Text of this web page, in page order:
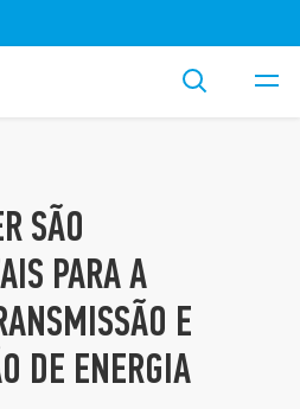
SÃO
PARA A
E
DE ENERGIA